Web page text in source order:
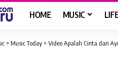
HOME MUSIC
> Music Today > Video Apalah Cinta dari